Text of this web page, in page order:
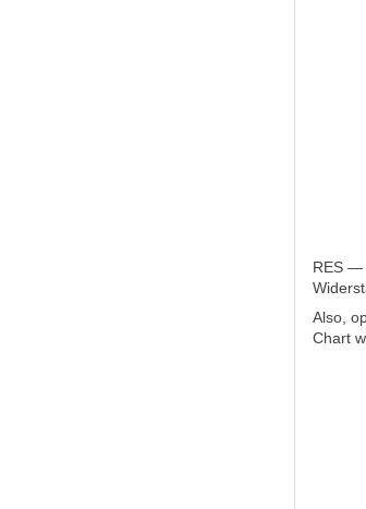
RES —
Also,
Chart